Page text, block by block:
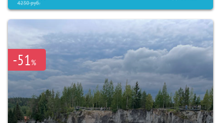
4230руб.
-51%